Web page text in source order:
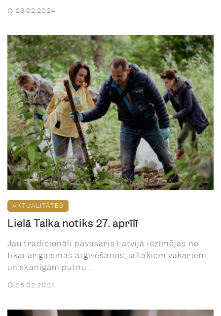
28.02.2024
AKTUALITĀTES
Lielā Talka notiks 27. aprīlī
Jau tradicionāli pavasaris Latvijā iezīmējas ne
tikai ar gaismas atgriešanos, siltākiem vakariem
un skanīgām putnu ...
28.02.2024